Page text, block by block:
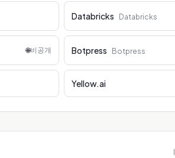
Databricks Databricks
🌐비공개 Botpress Botpress
Yellow.ai